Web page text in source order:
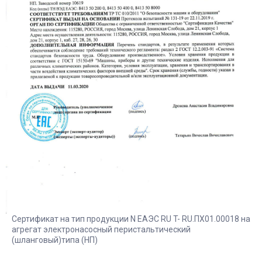
Сертификат на тип продукции N EAЭC RU T- RU.ПX01.00018 на
агрегат электронасосный перистальтический
(шланговый)типа (НП)